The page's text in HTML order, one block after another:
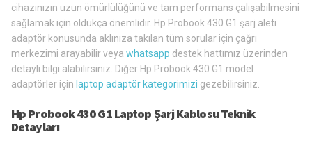
cihazınızın uzun ömürlülüğünü ve tam performans çalışabilmesini
sağlamak için oldukça önemlidir. Hp Probook 430 G1 şarj aleti
adaptör konusunda aklınıza takılan tüm sorular için çağrı
merkezimi arayabilir veya whatsapp destek hattımız üzerinden
detaylı bilgi alabilirsiniz. Diğer Hp Probook 430 G1 model
adaptörler için laptop adaptör kategorimizi gezebilirsiniz.
Hp Probook 430 G1 Laptop Şarj Kablosu Teknik
Detayları